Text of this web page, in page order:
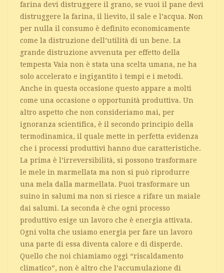
farina devi distruggere il grano, se vuoi il pane devi
distruggere la farina, il lievito, il sale e l’acqua. Non
per nulla il consumo è definito economicamente
come la distruzione dell’utilità di un bene. La
grande distruzione avvenuta per effetto della
tempesta Vaia non è stata una scelta umana, ne ha
solo accelerato e ingigantito i tempi e i metodi.
Anche in questa occasione questo appare a molti
come una occasione o opportunità produttiva. Un
altro aspetto che non consideriamo mai, per
ignoranza scientifica, è il secondo principio della
termodinamica, il quale mette in perfetta evidenza
che i processi produttivi hanno due caratteristiche.
La prima è l’irreversibilità, si possono trasformare
le mele in marmellata ma non si può riprodurre
una mela dalla marmellata. Puoi trasformare un
suino in salumi ma non si riesce a rifare un maiale
dai salumi. La seconda è che ogni processo
produttivo esige un lavoro che è energia attivata.
Ogni volta che usiamo energia per fare un lavoro
una parte di essa diventa calore e di disperde.
Quello che noi chiamiamo oggi “riscaldamento
climatico”, non è altro che l’accumulazione di